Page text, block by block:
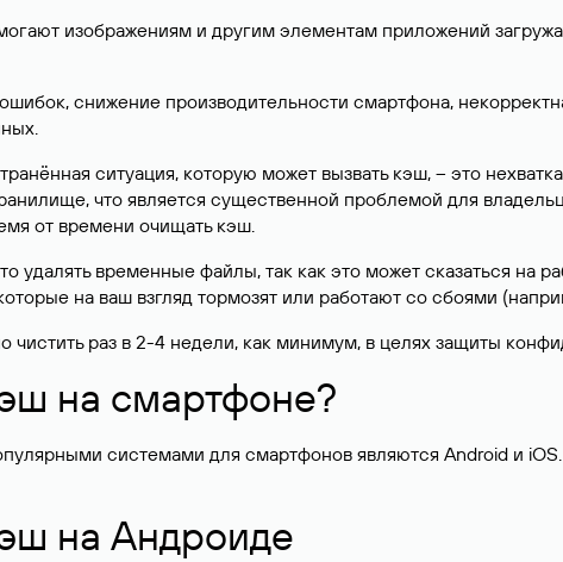
изображениям и другим элементам приложений
снижение производительности смартфона,
ситуация, которую может вызвать кэш, – это
что является существенной проблемой для
от времени очищать кэш.
удалять временные файлы, так как это может сказаться на
на ваш взгляд тормозят или работают со сбоями
чистить раз в 2-4 недели, как минимум, в целях защиты
на смартфоне?
системами для смартфонов являются Android и
на Андроиде